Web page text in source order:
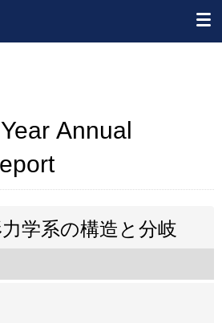
Annual
学系の構造と分岐